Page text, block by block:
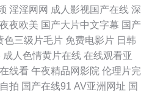
91在线视频国产 四虎东方成人社区影
女黄色片 91极品国产探花视频 国产91
九九这里只有精品 91韩剧网tv 色宅午
淫淫网网 成人影视国产在线 深
夜欧美 国产大片中文字幕 国产
色三级片毛片 免费电影片 日韩
成人色情黄片在线 在线观看亚
线看 午夜精品网影院 伦理片完
拍 国产在线91 AV亚洲网址 国